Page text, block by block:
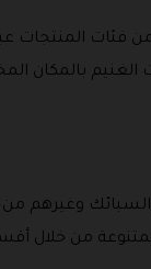
فئات المنتجات
بالمكان
وغيرهم
من خلال